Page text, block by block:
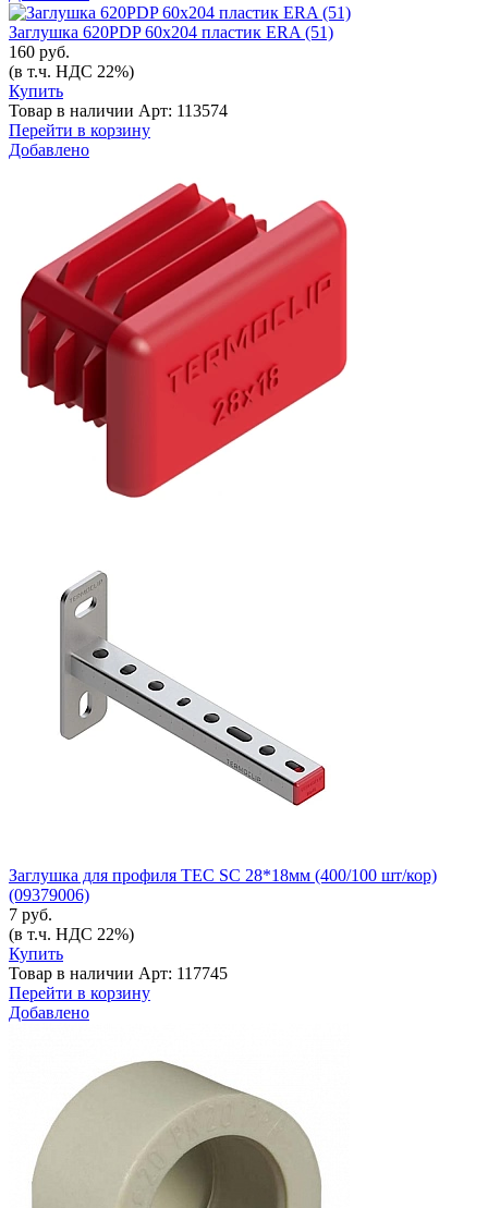
Заглушка 620PDP 60х204 пластик ERA (51)
160 руб.
(в т.ч. НДС 22%)
Купить
Товар в наличии Арт: 113574
Перейти в корзину
Добавлено
Заглушка для профиля TEC SC 28*18мм (400/100 шт/кор)
(09379006)
7 руб.
(в т.ч. НДС 22%)
Купить
Товар в наличии Арт: 117745
Перейти в корзину
Добавлено